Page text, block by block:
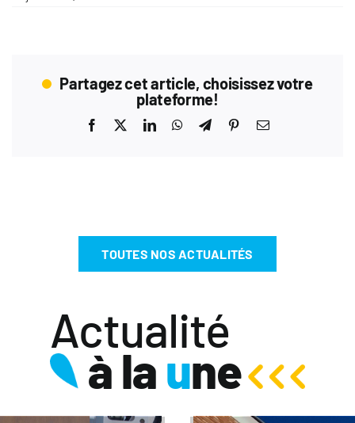
Partagez cet article, choisissez votre
plateforme!
Facebook LinkedInWhatsApp
TelegramPinterestEmail
TOUTES NOS ACTUALITÉS
Actualité
à laune